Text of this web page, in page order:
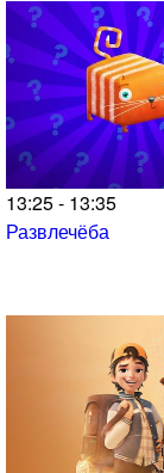
13:25 - 13:35
Развлечёба